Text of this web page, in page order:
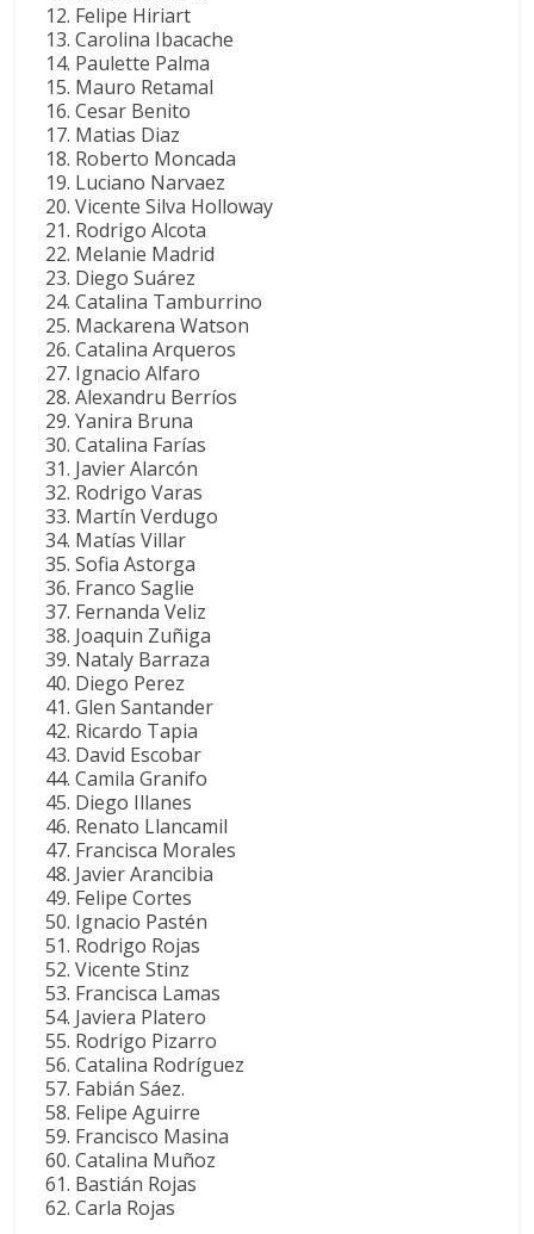
Felipe Hiriart
Carolina Ibacache
Paulette Palma
Mauro Retamal
Cesar Benito
Matias Diaz
Roberto Moncada
Luciano Narvaez
Vicente Silva Holloway
Rodrigo Alcota
Melanie Madrid
Diego Suárez
Catalina Tamburrino
Mackarena Watson
Catalina Arqueros
Ignacio Alfaro
Alexandru Berríos
Yanira Bruna
Catalina Farías
Javier Alarcón
Rodrigo Varas
Martín Verdugo
Matías Villar
Sofia Astorga
Franco Saglie
Fernanda Veliz
Joaquin Zuñiga
Nataly Barraza
Diego Perez
Glen Santander
Ricardo Tapia
David Escobar
Camila Granifo
Diego Illanes
Renato Llancamil
Francisca Morales
Javier Arancibia
Felipe Cortes
Ignacio Pastén
Rodrigo Rojas
Vicente Stinz
Francisca Lamas
Javiera Platero
Rodrigo Pizarro
Catalina Rodríguez
Fabián Sáez.
Felipe Aguirre
Francisco Masina
Catalina Muñoz
Bastián Rojas
Carla Rojas